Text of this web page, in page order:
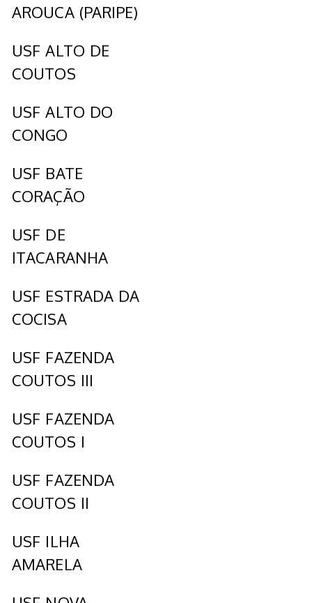
AROUCA (PARIPE)
USF ALTO DE
COUTOS
USF ALTO DO
CONGO
USF BATE
CORAÇÃO
USF DE
ITACARANHA
USF ESTRADA DA
COCISA
USF FAZENDA
COUTOS III
USF FAZENDA
COUTOS I
USF FAZENDA
COUTOS II
USF ILHA
AMARELA